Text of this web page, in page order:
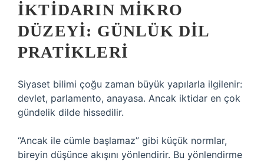
İKTIDARIN MIKRO
DÜZEYI: GÜNLÜK DIL
PRATIKLERI
Siyaset bilimi çoğu zaman büyük yapılarla ilgilenir:
devlet, parlamento, anayasa. Ancak iktidar en çok
gündelik dilde hissedilir.
“Ancak ile cümle başlamaz” gibi küçük normlar,
bireyin düşünce akışını yönlendirir. Bu yönlendirme